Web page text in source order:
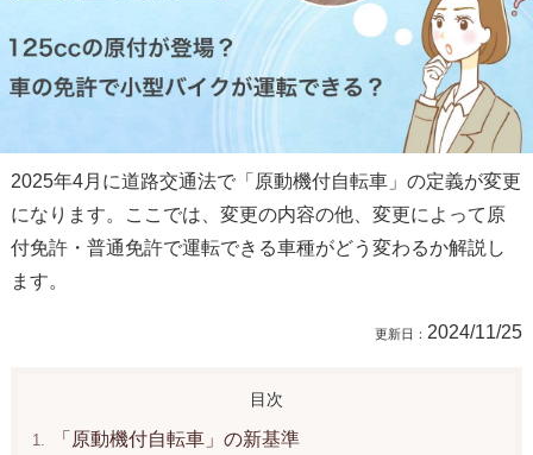
2025年4月に道路交通法で「原動機付自転車」の定義が変更
になります。ここでは、変更の内容の他、変更によって原
付免許・普通免許で運転できる車種がどう変わるか解説し
ます。
2024/11/25
「原動機付自転車」の新基準